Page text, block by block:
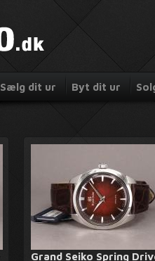
Sælg dit ur Byt dit ur
Grand Seiko Spring